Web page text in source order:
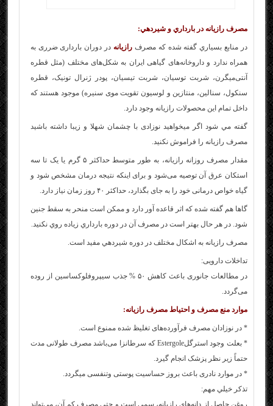
مصرف رازيانه در بارداري و شيردهي:
در منابع بسياري گفته شده كه مصرف رازيانه در دوران بارداری ضرری به
همراه ندارد و داروخانه‌های گیاهی ایران به شکل‌های مختلف (مثل قطره
آنتی‌میگرن، شربت توسیان، شربت تیسیان، پودر ژنرال تونیک، قطره
سنکول، سنالین، منتازین و لوسیون تقویت موی سنیره) موجود هستند که
داخل تمام این محصولات رازیانه وجود دارد.
گفته مي شود اگر می‎خواهید نوزادی با چشمان شهلا و زیبا داشته باشید
مصرف رازیانه را فراموش نکنید.
مقدار مصرف روزانه رازیانه، به طور متوسط حداکثر ۵ گرم یا یک تا سه
استکان عرق آن توصیه می‌شود و برای اینکه نتیجه درمان مشخص شود و
گیاه خواص درمانی خود را به جای بگذارد، حداکثر ۴۰ روز زمان نیاز دارد.
گاها هم گفته شده كه اثر قاعده آور دارد و ممكن است منحر به سقط جنين
شود. در هر حال بهتر است در مصرف آن در دوره بارداري زياده روي نكنيد.
مصرف رازيانه به اشكال مختلف در دوره شيردهي مفيد است.
تداخلات دارویی:
در مطالعات جانوری باعث کاهش ۵۰ % جذب سیپروفلوکساسین از روده
می‌گردد.
موارد منع مصرف و احتیاط مصرف رازیانه:
* در نوزادان مصرف فرآورده‌های تغلیظ شده ممنوع است.
* بعلت وجود استرگلEstergole که سرطانزا می‌باشد مصرف طولانی مدت
حتماً زیر نظر پزشک انجام گیرد.
* در موارد نادری باعث بروز حساسیت پوستی وتنفسی میگردد.
تذكر خيلي مهم: